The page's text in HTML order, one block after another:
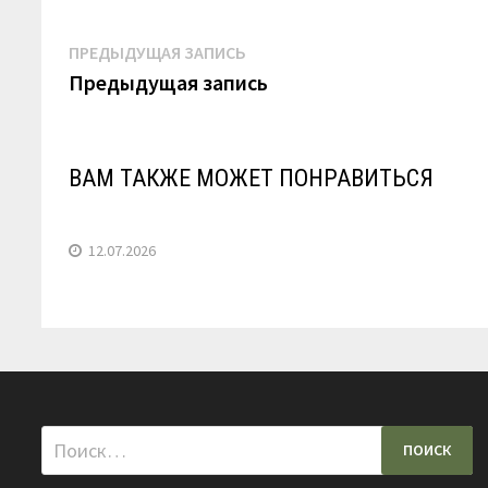
Навигация
по
ПРЕДЫДУЩАЯ ЗАПИСЬ
запись:
Предыдущая запись
ВАМ ТАКЖЕ МОЖЕТ ПОНРАВИТЬСЯ
12.07.2026
Найти: